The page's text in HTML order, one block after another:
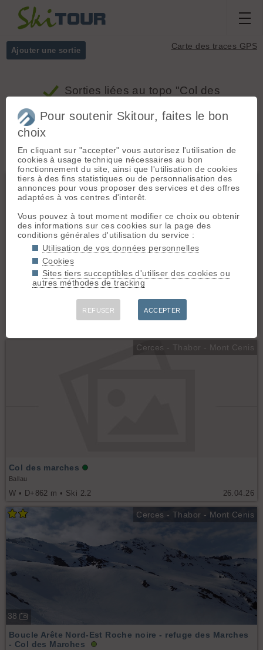
Carte des traces GPS
Ajouter une sortie
Sorties liées au topo "Col des
Massifs Tous
Cerces - Thabor - Mont Cenis
Col des Marches, versant Ouest
Cerces - Thabor - Mont Cenis
26.04.26
Col des marches
Ballau
W • D+862 m • Ski 2.2
Cerces - Thabor - Mont Cenis
38
Boucle Arête Nord-Est Roche noire - refuge des Marches
- Col des Marches
Pour soutenir Skitour, faites le bon
choix
En cliquant sur "accepter" vous autorisez l'utilisation de
cookies à usage technique nécessaires au bon
fonctionnement du site, ainsi que l'utilisation de cookies
tiers à des fins statistiques ou de personnalisation des
annonces pour vous proposer des services et des offres
adaptées à vos centres d'interêt.
Vous pouvez à tout moment modifier ce choix ou obtenir
des informations sur ces cookies sur la page des
conditions générales d'utilisation du service :
Utilisation de vos données personnelles
Cookies
Sites tiers succeptibles d'utiliser des cookies ou
autres méthodes de tracking
REFUSER ACCEPTER